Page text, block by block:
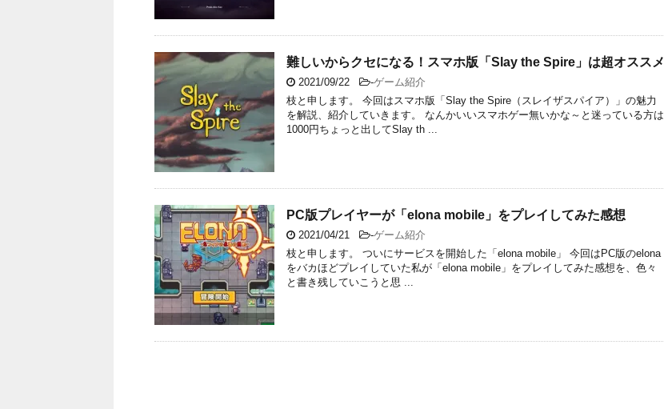
難しいからクセになる！スマホ版「Slay the Spire」は超オススメ
2021/09/22 -ゲーム紹介
枝と申します。 今回はスマホ版「Slay the Spire（スレイザスパイア）」の魅力
を解説、紹介していきます。 なんかいいスマホゲー無いかな～と迷っている方は
1000円ちょっと出してSlay th ...
PC版プレイヤーが「elona mobile」をプレイしてみた感想
2021/04/21 -ゲーム紹介
枝と申します。 ついにサービスを開始した「elona mobile」 今回はPC版のelona
をバカほどプレイしていた私が「elona mobile」をプレイしてみた感想を、色々
と書き残していこうと思 ...